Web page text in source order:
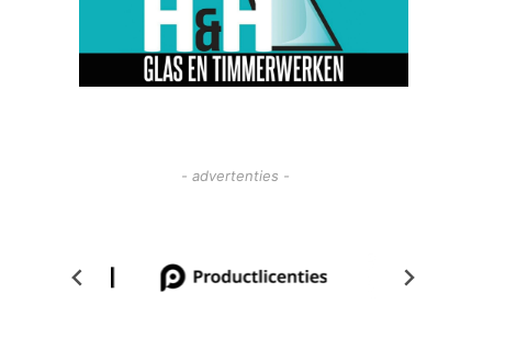
- advertenties -